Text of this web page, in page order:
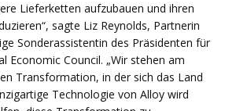
Lieferketten aufzubauen und ihren
sagte Liz Reynolds, Partnerin
Sonderassistentin des Präsidenten für
Economic Council. „Wir stehen am
Transformation, in der sich das Land
Technologie von Alloy wird